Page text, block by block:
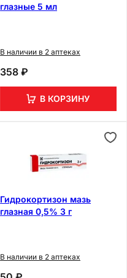
глазные 5 мл
В наличии в 2 аптеках
358 ₽
В КОРЗИНУ
Гидрокортизон мазь
глазная 0,5% 3 г
В наличии в 2 аптеках